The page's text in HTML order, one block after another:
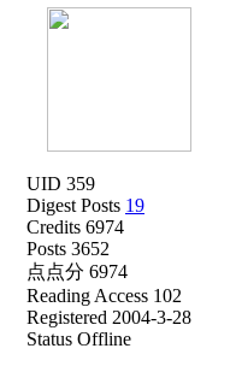
UID 359
Digest Posts 19
Credits 6974
Posts 3652
点点分 6974
Reading Access 102
Registered 2004-3-28
Status Offline